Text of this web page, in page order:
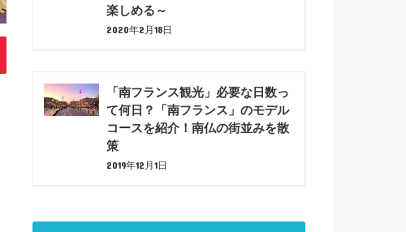
楽しめる～
2020年2月18日
「南フランス観光」必要な日数っ
て何日？「南フランス」のモデル
コースを紹介！南仏の街並みを散
策
2019年12月1日